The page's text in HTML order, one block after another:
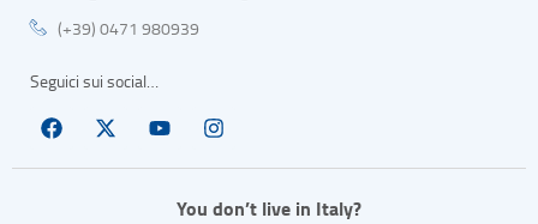
(+39) 0471 980939
Seguici sui social…
You don’t live in Italy?